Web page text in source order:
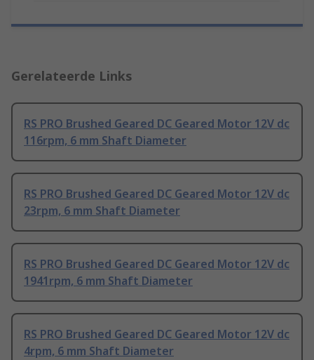
Gerelateerde Links
RS PRO Brushed Geared DC Geared Motor 12V dc
116rpm, 6 mm Shaft Diameter
RS PRO Brushed Geared DC Geared Motor 12V dc
23rpm, 6 mm Shaft Diameter
RS PRO Brushed Geared DC Geared Motor 12V dc
1941rpm, 6 mm Shaft Diameter
RS PRO Brushed Geared DC Geared Motor 12V dc
4rpm, 6 mm Shaft Diameter